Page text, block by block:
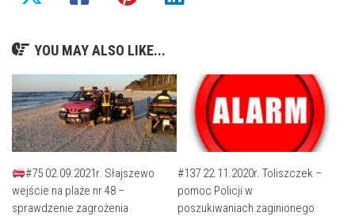
YOU MAY ALSO LIKE...
#75 02.09.2021r. Słajszewo
wejście na plaże nr 48 –
sprawdzenie zagrożenia
#137 22.11.2020r. Toliszczek –
pomoc Policji w
poszukiwaniach zaginionego